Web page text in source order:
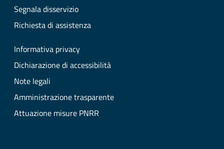
Segnala disservizio
Richiesta di assistenza
Informativa privacy
Dichiarazione di accessibilità
Note legali
Amministrazione trasparente
Attuazione misure PNRR